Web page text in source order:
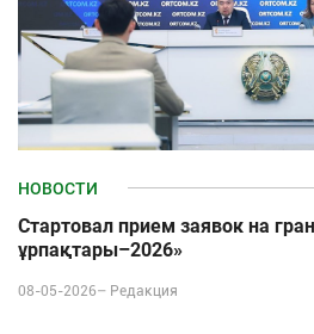
НОВОСТИ
Стартовал прием заявок на
ұрпақтары–2026»
08-05-2026– Редакция